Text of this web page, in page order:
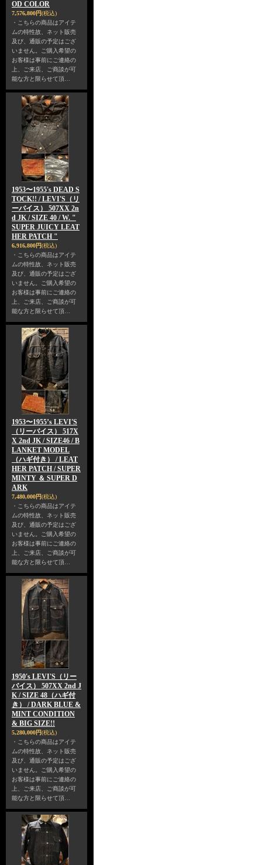
OD COLOR
7,576,800円(税込)
・こちらの商品はアイテ
ムの特性故、ネット販売
及び、通販の予定はござ
いません。ご購入希望の
お客様は事前にご連絡の
上、ご来店、ご商談が可
能な方と限らせて頂…
1953〜1955's DEAD S
TOCK!! / LEVI'S（リ
ーバイス） 507XX 2n
d JK / SIZE 40 / W. "
SUPER JUICY LEAT
HER PATCH "
6,916,800円(税込)
・こちらの商品はアイテ
ムの特性故、ネット販売
及び、通販の予定はござ
いません。ご購入希望の
お客様は事前にご連絡の
上、ご来店、ご商談が可
能な方と限らせて頂…
1953〜1955’s LEVI'S
（リーバイス） 517X
X 2nd JK / SIZE46 / B
LANKET MODEL
（ハギ付き） / LEAT
HER PATCH / SUPER
MINTY ＆ SUPER D
ARK
7,480,000円(税込)
・こちらの商品はアイテ
ムの特性故、ネット販売
及び、通販の予定はござ
いません。ご購入希望の
お客様は事前にご連絡の
上、ご来店、ご商談が可
能な方と限らせて頂…
1950's LEVI'S（リー
バイス） 507XX 2nd J
K / SIZE 48（ハギ付
き） / DARK BLUE &
MINT CONDITION
& BIG SIZE!!
5,280,000円(税込)
・こちらの商品はアイテ
ムの特性故、ネット販売
及び、通販の予定はござ
いません。ご購入希望の
お客様は事前にご連絡の
上、ご来店、ご商談が可
能な方と限らせて頂…